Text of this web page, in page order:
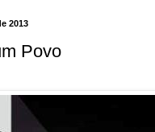
2013
Povo